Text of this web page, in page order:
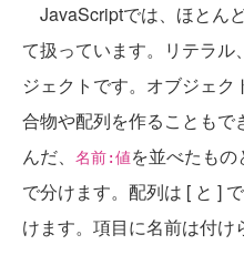
JavaScriptでは、ほとん
て扱っています。リテラ
ジェクトです。オブジェ
合物や配列を作ることもで
んだ、
名前:値を並べたもの
で分けます。配列は [ と ]
けます。項目に名前は付け